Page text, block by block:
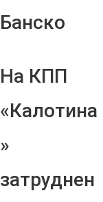
Банско
На КПП
«Калотина
»
затруднен